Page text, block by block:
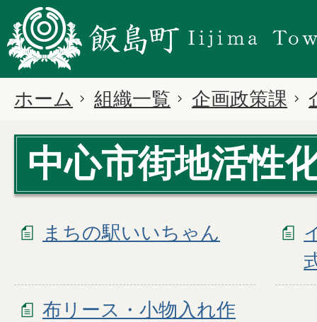
ホーム 組織一覧 企画政策課
中心市街地活性
まちの駅いいちゃん
布リース・小物入れ作